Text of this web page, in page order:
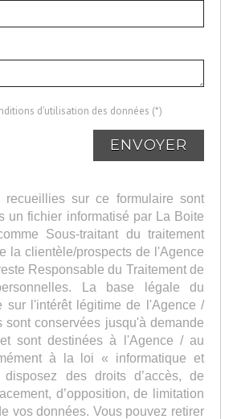
d'utilisation des données (*)
ENVOYER
recueillies sur ce formulaire sont
un fichier informatisé par La Boite
Sous-traitant du traitement
la clientèle/prospects de l'Agence
Responsable du Traitement de
La base légale du
sur l'intérêt légitime de l'Agence /
sont conservées jusqu'à demande
sont destinées à l'Agence / au
à la loi « informatique et
des droits d’accès, de
d’opposition, de limitation
vos données. Vous pouvez retirer